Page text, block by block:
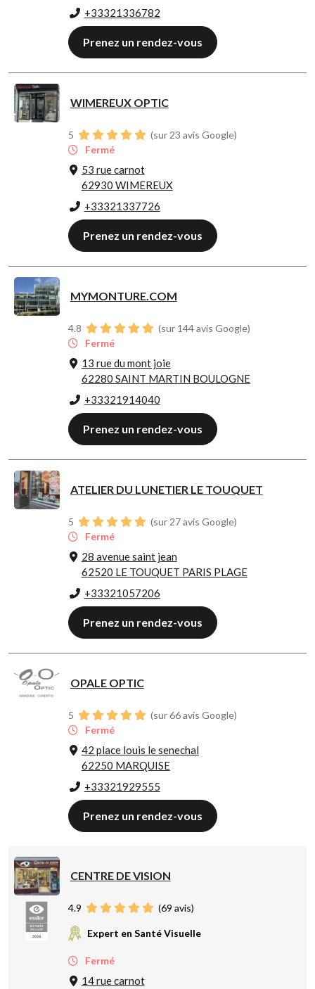
+33321336782
Prenez un rendez-vous
WIMEREUX OPTIC
5
(sur 23 avis Google)
Fermé
53 rue carnot
62930 WIMEREUX
+33321337726
Prenez un rendez-vous
MYMONTURE.COM
4.8
(sur 144 avis Google)
Fermé
13 rue du mont joie
62280 SAINT MARTIN BOULOGNE
+33321914040
Prenez un rendez-vous
ATELIER DU LUNETIER LE TOUQUET
5
(sur 27 avis Google)
Fermé
28 avenue saint jean
62520 LE TOUQUET PARIS PLAGE
+33321057206
Prenez un rendez-vous
OPALE OPTIC
5
(sur 66 avis Google)
Fermé
42 place louis le senechal
62250 MARQUISE
+33321929555
Prenez un rendez-vous
CENTRE DE VISION
4.9 (69 avis)
Expert en Santé Visuelle
Fermé
14 rue carnot